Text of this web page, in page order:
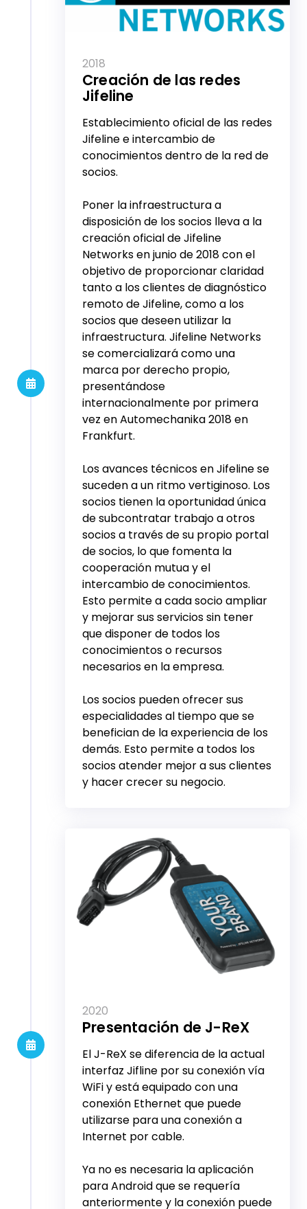
2018
Creación de las redes
Jifeline
Establecimiento oficial de las redes
Jifeline e intercambio de
conocimientos dentro de la red de
socios.
Poner la infraestructura a
disposición de los socios lleva a la
creación oficial de Jifeline
Networks en junio de 2018 con el
objetivo de proporcionar claridad
tanto a los clientes de diagnóstico
remoto de Jifeline, como a los
socios que deseen utilizar la
infraestructura. Jifeline Networks
se comercializará como una
marca por derecho propio,
presentándose
internacionalmente por primera
vez en Automechanika 2018 en
Frankfurt.
Los avances técnicos en Jifeline se
suceden a un ritmo vertiginoso. Los
socios tienen la oportunidad única
de subcontratar trabajo a otros
socios a través de su propio portal
de socios, lo que fomenta la
cooperación mutua y el
intercambio de conocimientos.
Esto permite a cada socio ampliar
y mejorar sus servicios sin tener
que disponer de todos los
conocimientos o recursos
necesarios en la empresa.
Los socios pueden ofrecer sus
especialidades al tiempo que se
benefician de la experiencia de los
demás. Esto permite a todos los
socios atender mejor a sus clientes
y hacer crecer su negocio.
2020
Presentación de J-ReX
El J-ReX se diferencia de la actual
interfaz Jifline por su conexión vía
WiFi y está equipado con una
conexión Ethernet que puede
utilizarse para una conexión a
Internet por cable.
Ya no es necesaria la aplicación
para Android que se requería
anteriormente y la conexión puede